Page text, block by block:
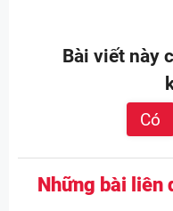
Bài viết này
Có
Những bài liên